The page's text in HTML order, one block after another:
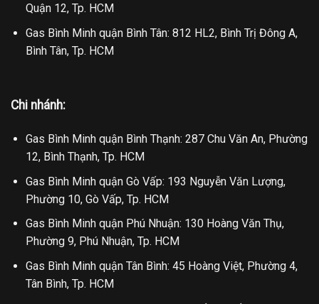
Quận 12, Tp. HCM
Gas Bình Minh quận Bình Tân: 812 HL2, Bình Trị Đông A,
Bình Tân, Tp. HCM
Chi nhánh:
Gas Bình Minh quận Bình Thạnh: 287 Chu Văn An, Phường
12, Bình Thạnh, Tp. HCM
Gas Bình Minh quận Gò Vấp: 193 Nguyễn Văn Lượng,
Phường 10, Gò Vấp, Tp. HCM
Gas Bình Minh quận Phú Nhuận: 130 Hoàng Văn Thụ,
Phường 9, Phú Nhuận, Tp. HCM
Gas Bình Minh quận Tân Bình: 45 Hoàng Việt, Phường 4,
Tân Bình, Tp. HCM